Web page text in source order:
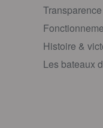
Histoire &
Les bateaux